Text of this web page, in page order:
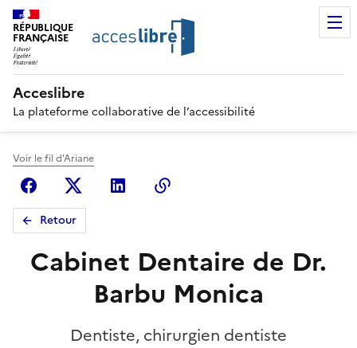
RÉPUBLIQUE
FRANÇAISE
Acceslibre
La plateforme collaborative de l’accessibilité
Voir le fil d'Ariane
FacebookX (anciennement Twitter)
Linkedin
Retour
Cabinet Dentaire de Dr.
Barbu Monica
Dentiste, chirurgien dentiste